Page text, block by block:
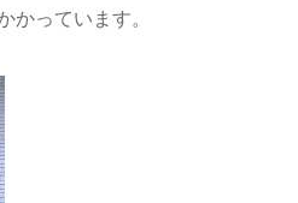
かっています。